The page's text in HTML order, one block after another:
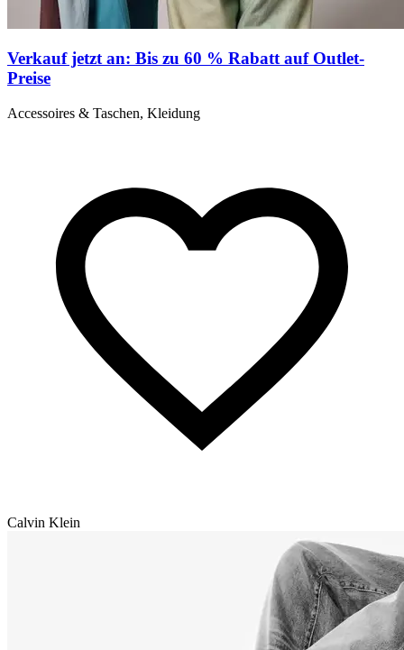
Verkauf jetzt an: Bis zu 60 % Rabatt auf Outlet-
Preise
Accessoires & Taschen, Kleidung
Calvin Klein